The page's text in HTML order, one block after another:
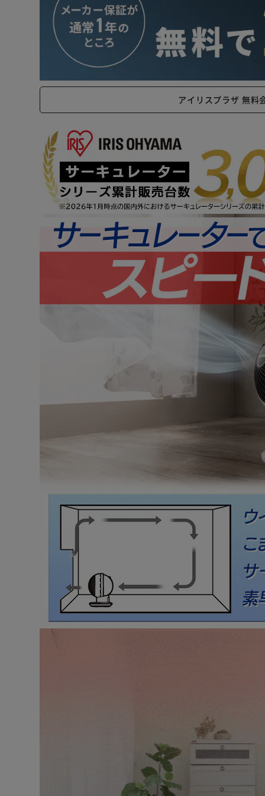
アイリスプラザ 無料